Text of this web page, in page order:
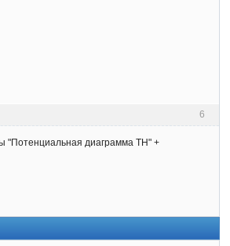
6
"Потенциальная диаграмма ТН" +